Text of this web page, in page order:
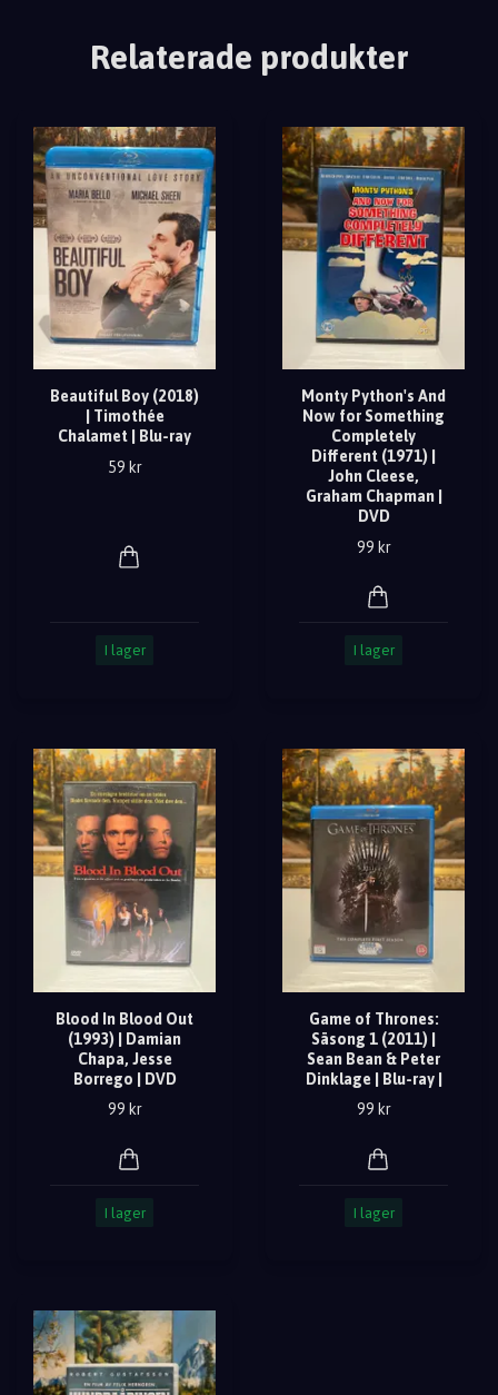
Relaterade produkter
Beautiful Boy (2018)
| Timothée
Chalamet | Blu-ray
59 kr
I lager
Monty Python's And
Now for Something
Completely
Different (1971) |
John Cleese,
Graham Chapman |
DVD
99 kr
I lager
Blood In Blood Out
(1993) | Damian
Chapa, Jesse
Borrego | DVD
99 kr
I lager
Game of Thrones:
Säsong 1 (2011) |
Sean Bean & Peter
Dinklage | Blu-ray |
99 kr
I lager